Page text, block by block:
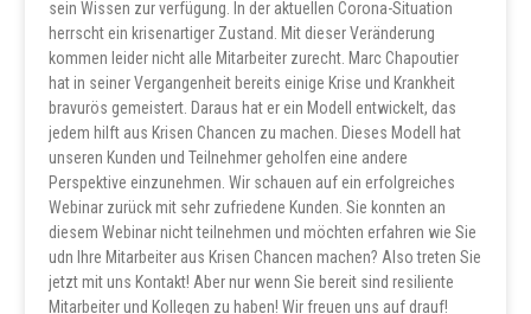
sein Wissen zur verfügung. In der aktuellen Corona-Situation
herrscht ein krisenartiger Zustand. Mit dieser Veränderung
kommen leider nicht alle Mitarbeiter zurecht. Marc Chapoutier
hat in seiner Vergangenheit bereits einige Krise und Krankheit
bravurös gemeistert. Daraus hat er ein Modell entwickelt, das
jedem hilft aus Krisen Chancen zu machen. Dieses Modell hat
unseren Kunden und Teilnehmer geholfen eine andere
Perspektive einzunehmen. Wir schauen auf ein erfolgreiches
Webinar zurück mit sehr zufriedene Kunden. Sie konnten an
diesem Webinar nicht teilnehmen und möchten erfahren wie Sie
udn Ihre Mitarbeiter aus Krisen Chancen machen? Also treten Sie
jetzt mit uns Kontakt! Aber nur wenn Sie bereit sind resiliente
Mitarbeiter und Kollegen zu haben! Wir freuen uns auf drauf!